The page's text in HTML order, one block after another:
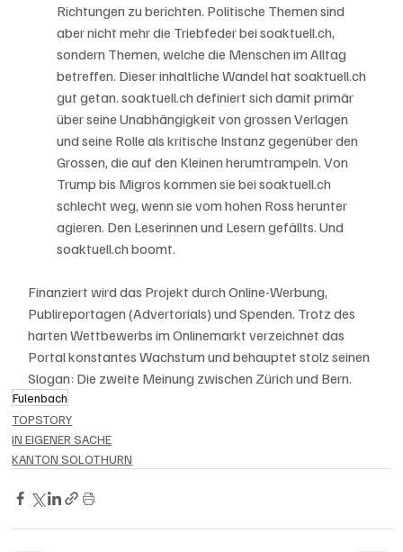
Richtungen zu berichten. Politische Themen sind
aber nicht mehr die Triebfeder bei soaktuell.ch,
sondern Themen, welche die Menschen im Alltag
betreffen. Dieserinhaltliche Wandel hat soaktuell.ch
gut getan. soaktuell.ch definiert sich damit primär
über seine Unabhängigkeit von grossen Verlagen
und seine Rolle als kritische Instanz gegenüber den
Grossen, die auf den Kleinen herumtrampeln. Von
Trump bis Migros kommen sie bei soaktuell.ch
schlecht weg, wenn sie vom hohen Ross herunter
agieren. Den Leserinnen und Lesern gefällts. Und
soaktuell.ch boomt.
Finanziert wird das Projekt durch Online-Werbung,
Publireportagen (Advertorials) und Spenden. Trotz des
harten Wettbewerbs im Onlinemarkt verzeichnet das
Portal konstantes Wachstum und behauptet stolz seinen
Slogan: Die zweite Meinung zwischen Zürich und Bern.
Fulenbach
TOPSTORY
IN EIGENER SACHE
KANTON SOLOTHURN